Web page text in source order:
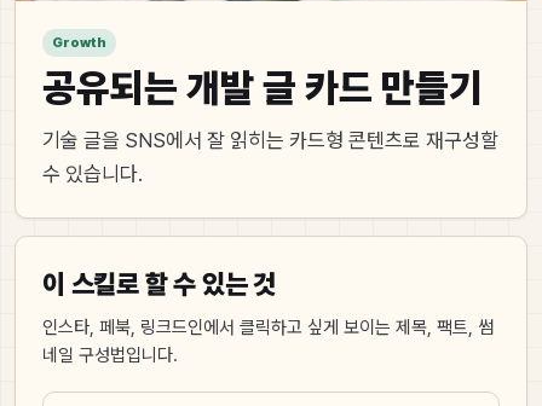
Growth
공유되는 개발 글 카드 만들기
기술 글을 SNS에서 잘 읽히는 카드형 콘텐츠로 재구성할
수 있습니다.
이 스킬로 할 수 있는 것
인스타, 페북, 링크드인에서 클릭하고 싶게 보이는 제목, 팩트, 썸
네일 구성법입니다.